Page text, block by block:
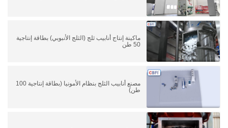
ماكينة إنتاج أنابيب ثلج (الثلج الأنبوبي) بطاقة إنتاجية
50 طن
مصنع أنابيب الثلج بنظام الأمونيا (بطاقة إنتاجية 100
طن)